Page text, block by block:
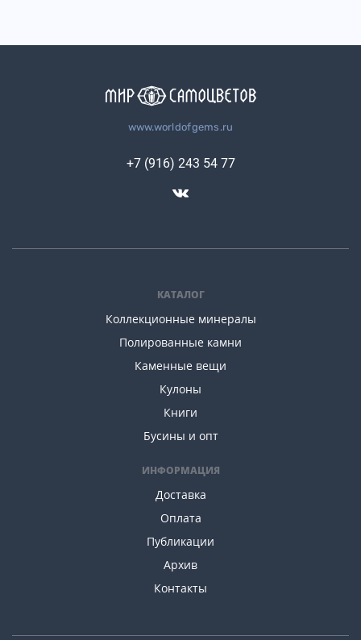
www.worldofgems.ru
КАТАЛОГ
Коллекционные минералы
Полированные камни
Каменные вещи
Кулоны
Книги
Бусины и опт
ИНФОРМАЦИЯ
Доставка
Оплата
Публикации
Архив
Контакты
+7 (916) 243 54 77